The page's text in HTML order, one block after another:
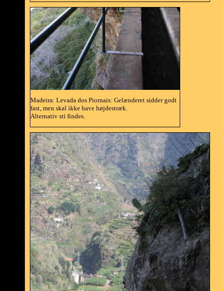
Madeira: Levada dos Piornais: Gelænderet sidder godt
fast, men skal ikke have højdestræk.
Alternativ sti findes.